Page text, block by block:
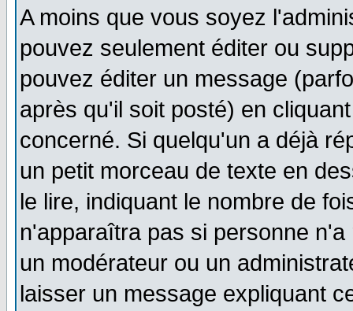
A moins que vous soyez
pouvez seulement éditer ou
pouvez éditer un message
après qu'il soit posté) en
concerné. Si quelqu'un a déjà
un petit morceau de texte en
le lire, indiquant le nombre de
n'apparaîtra pas si personne
un modérateur ou un
laisser un message expliquant